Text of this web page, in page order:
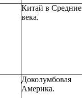
Китай в Средние
века.
Доколумбовая
Америка.